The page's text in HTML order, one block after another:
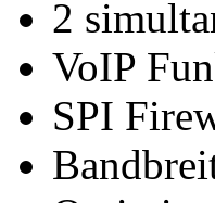
2
VoIP
SPI